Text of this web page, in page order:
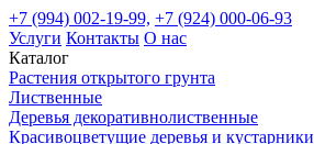
+7 (994) 002-19-99, +7 (924) 000-06-93
Услуги Контакты О нас
Каталог
Растения открытого грунта
Лиственные
Деревья декоративнолиственные
Красивоцветущие деревья и кустарники